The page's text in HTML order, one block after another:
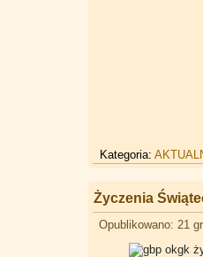
Kategoria:
Życzenia
Opublikowano: 21